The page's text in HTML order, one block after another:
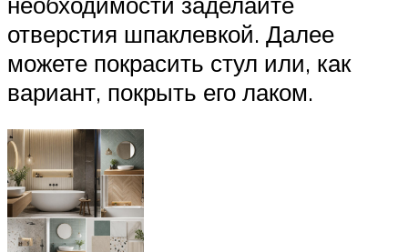
отверстия шпаклевкой. Далее
можете покрасить стул или, как
вариант, покрыть его лаком.